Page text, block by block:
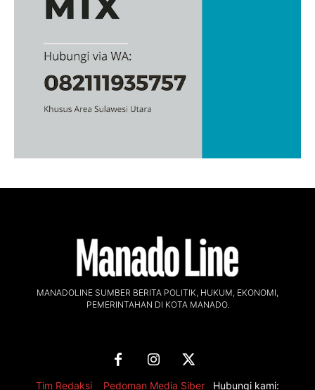
MANADOLINE SUMBER BERITA POLITIK, HUKUM, EKONOMI,
PEMERINTAHAN DI KOTA MANADO.
Tim Redaksi Pedoman Media Siber Hubungi kami: